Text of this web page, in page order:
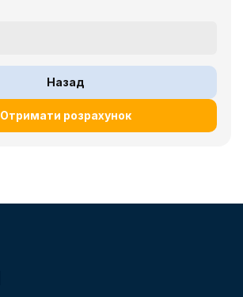
Назад
Отримати розрахунок